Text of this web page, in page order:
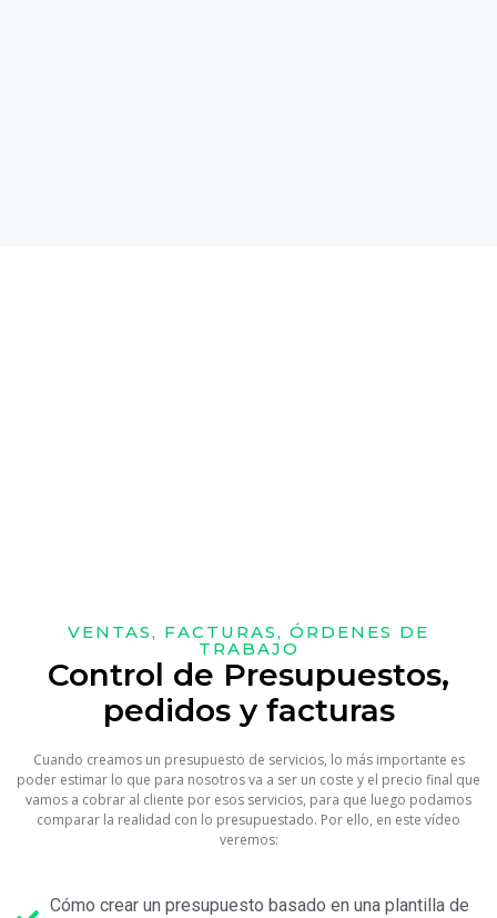
VENTAS, FACTURAS, ÓRDENES DE
TRABAJO
Control de Presupuestos,
pedidos y facturas
Cuando creamos un presupuesto de servicios, lo más importante es
poder estimar lo que para nosotros va a ser un coste y el precio final que
vamos a cobrar al cliente por esos servicios, para que luego podamos
comparar la realidad con lo presupuestado. Por ello, en este vídeo
veremos:
Cómo crear un presupuesto basado en una plantilla de